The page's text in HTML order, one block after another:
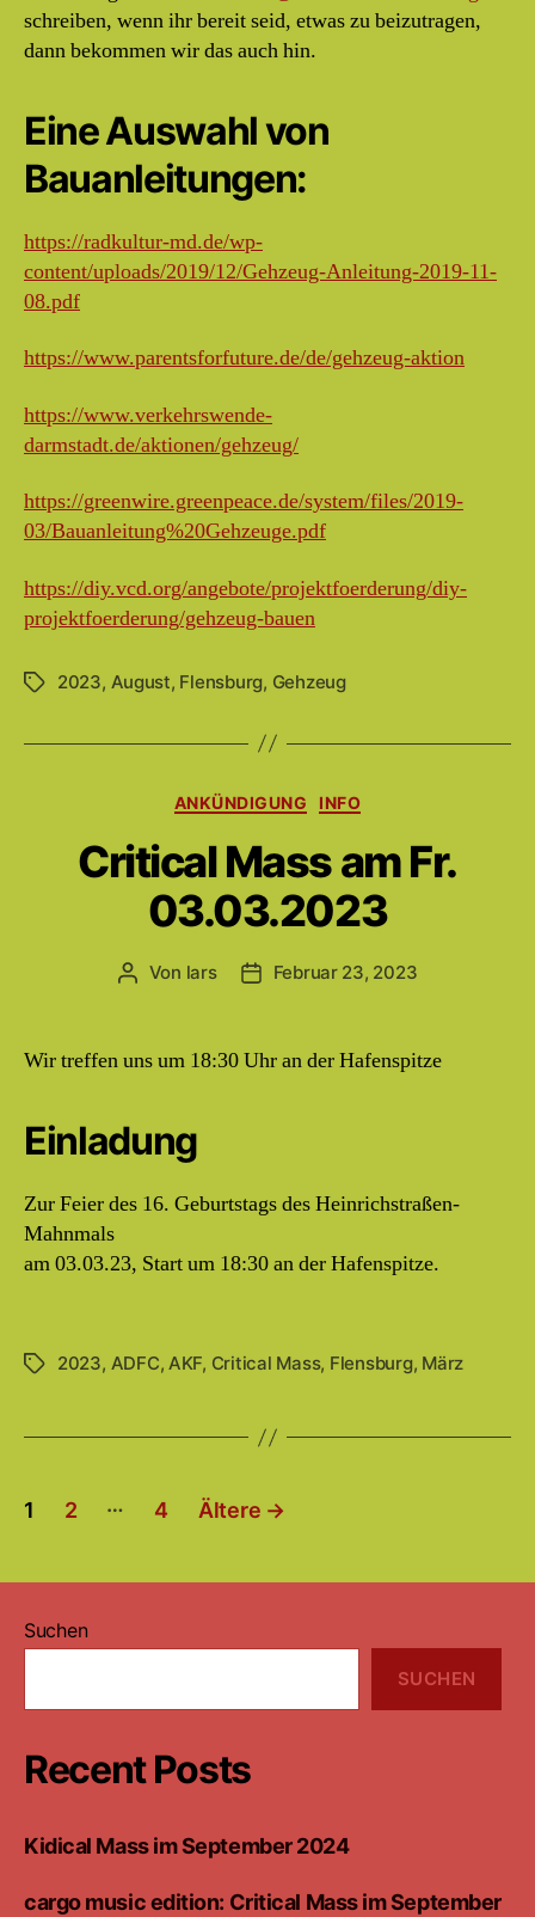
schreiben, wenn ihr bereit seid, etwas zu beizutragen,
dann bekommen wir das auch hin.
Eine Auswahl von
Bauanleitungen:
https://radkultur-md.de/wp-
content/uploads/2019/12/Gehzeug-Anleitung-2019-11-
08.pdf
https://www.parentsforfuture.de/de/gehzeug-aktion
https://www.verkehrswende-
darmstadt.de/aktionen/gehzeug/
https://greenwire.greenpeace.de/system/files/2019-
03/Bauanleitung%20Gehzeuge.pdf
https://diy.vcd.org/angebote/projektfoerderung/diy-
projektfoerderung/gehzeug-bauen
Schlagwörter
2023, August, Flensburg, Gehzeug
Kategorien
ANKÜNDIGUNG INFO
Critical Mass am Fr.
03.03.2023
Beitragsautor
Von lars Beitragsdatum
Februar 23, 2023
Wir treffen uns um 18:30 Uhr an der Hafenspitze
Einladung
Zur Feier des 16. Geburtstags des Heinrichstraßen-
Mahnmals
am 03.03.23, Start um 18:30 an der Hafenspitze.
Schlagwörter
2023, ADFC, AKF, Critical Mass, Flensburg, März
Seitennummerierung
Beiträge
1 2 … 4 Ältere →
Suchen
SUCHEN
Recent Posts
Kidical Mass im September 2024
cargo music edition: Critical Mass im September